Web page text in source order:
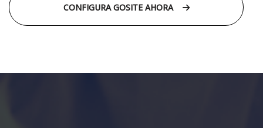
CONFIGURA GOSITE AHORA